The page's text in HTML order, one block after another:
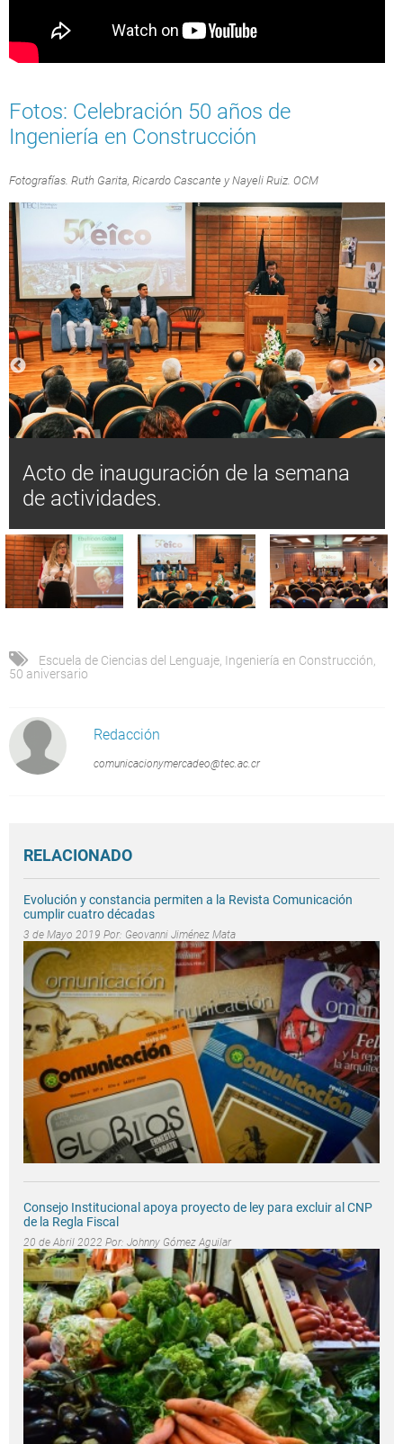
Fotos: Celebración 50 años de
Ingeniería en Construcción
Fotografías. Ruth Garita, Ricardo Cascante y Nayeli Ruiz. OCM
Acto de inauguración de la semana
de actividades.
Escuela de Ciencias del Lenguaje Ingeniería en Construcción
50 aniversario
Redacción
comunicacionymercadeo@tec.ac.cr
RELACIONADO
Evolución y constancia permiten a la Revista Comunicación
cumplir cuatro décadas
3 de Mayo 2019 Por: Geovanni Jiménez Mata
Consejo Institucional apoya proyecto de ley para excluir al CNP
de la Regla Fiscal
20 de Abril 2022 Por: Johnny Gómez Aguilar